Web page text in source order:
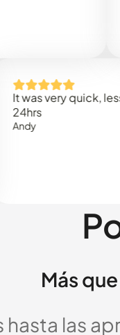
very quick, less than
Más
hasta las